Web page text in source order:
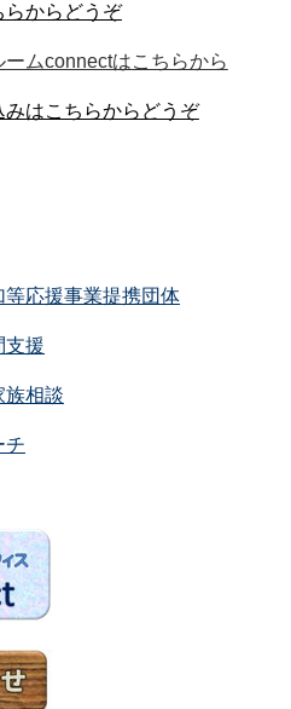
らからどうぞ
ムconnectはこちらから
みはこちらからどうぞ
応援事業提携団体
支援
族相談
チ